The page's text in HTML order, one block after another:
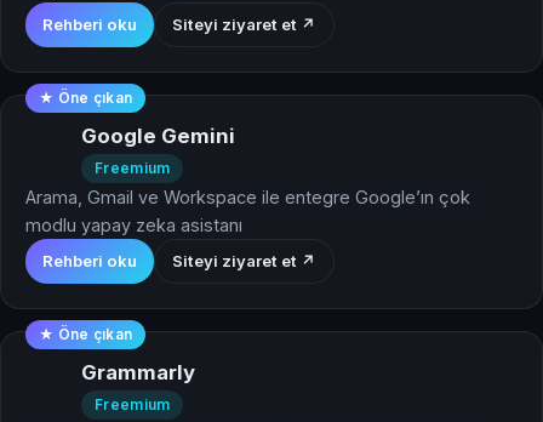
Rehberi oku Siteyi ziyaret et ↗
★ Öne çıkan
Google Gemini
Freemium
Arama, Gmail ve Workspace ile entegre Google’ın çok
modlu yapay zeka asistanı
Rehberi oku Siteyi ziyaret et ↗
★ Öne çıkan
Grammarly
Freemium